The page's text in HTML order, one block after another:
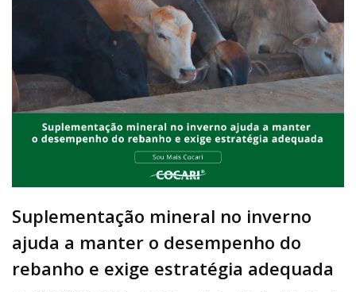
Suplementação mineral no inverno
ajuda a manter o desempenho do
rebanho e exige estratégia adequada